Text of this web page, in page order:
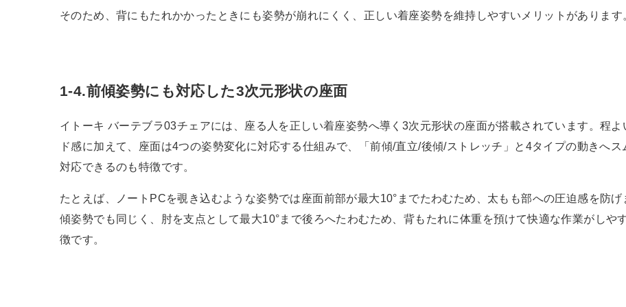
そのため、背にもたれかかったときにも姿勢が崩れにくく、正しい着座姿勢を維持しやすいメリットがあります
1-4.前傾姿勢にも対応した3次元形状の座面
イトーキ バーテブラ03チェアには、座る人を正しい着座姿勢へ導く3次元形状の座面が搭載されています。程よ
ド感に加えて、座面は4つの姿勢変化に対応する仕組みで、「前傾/直立/後傾/ストレッチ」と4タイプの動きへス
対応できるのも特徴です。
たとえば、ノートPCを覗き込むような姿勢では座面前部が最大10°までたわむため、太もも部への圧迫感を防げ
傾姿勢でも同じく、肘を支点として最大10°まで後ろへたわむため、背もたれに体重を預けて快適な作業がしや
徴です。